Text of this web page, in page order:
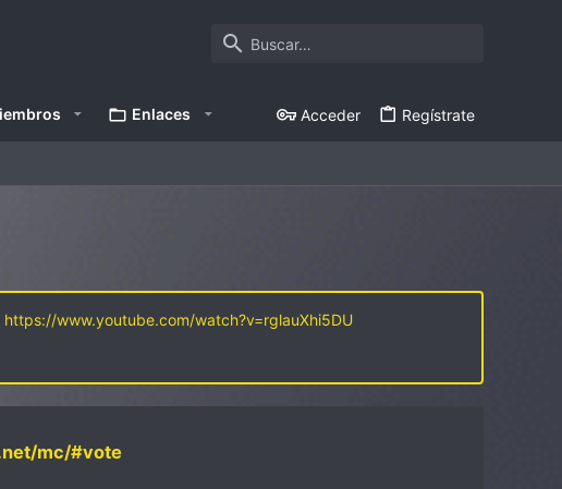
Enlaces Acceder Regístrate
https://www.youtube.com/watch?v=rglauXhi5DU
mc/#vote